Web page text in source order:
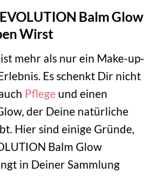
Balm Glow
Wirst
mehr als nur ein Make-up-
Es schenkt Dir nicht
Pflege und einen
der Deine natürliche
Hier sind einige Gründe,
Balm Glow
in Deiner Sammlung